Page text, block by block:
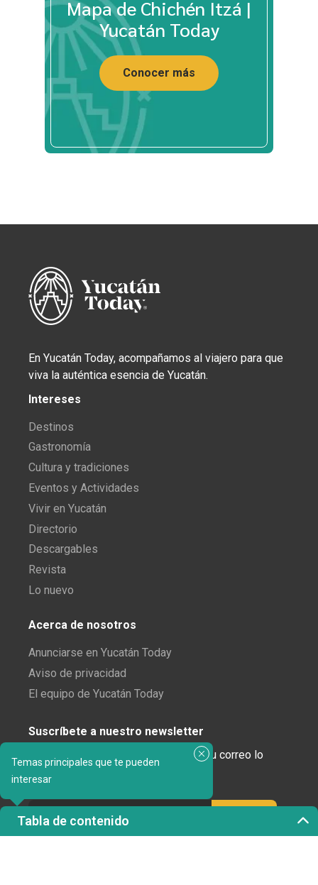
Temas principales que te pueden
interesar
Tabla de contenido
Mapa de Chichén Itzá |
Yucatán Today
Conocer más
En Yucatán Today, acompañamos al viajero para que
viva la auténtica esencia de Yucatán.
Intereses
Destinos
Gastronomía
Cultura y tradiciones
Eventos y Actividades
Vivir en Yucatán
Directorio
Descargables
Revista
Lo nuevo
Acerca de nosotros
Anunciarse en Yucatán Today
Aviso de privacidad
El equipo de Yucatán Today
Suscríbete a nuestro newsletter
¿Enamorado de Yucatán? Recibe en tu correo lo
mejor de Yucatán Today.